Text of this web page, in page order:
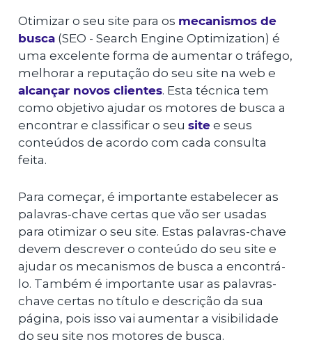
Otimizar o seu site para os mecanismos de
busca (SEO - Search Engine Optimization) é
uma excelente forma de aumentar o tráfego,
melhorar a reputação do seu site na web e
alcançar novos clientes. Esta técnica tem
como objetivo ajudar os motores de busca a
encontrar e classificar o seu site e seus
conteúdos de acordo com cada consulta
feita.
Para começar, é importante estabelecer as
palavras-chave certas que vão ser usadas
para otimizar o seu site. Estas palavras-chave
devem descrever o conteúdo do seu site e
ajudar os mecanismos de busca a encontrá-
lo. Também é importante usar as palavras-
chave certas no título e descrição da sua
página, pois isso vai aumentar a visibilidade
do seu site nos motores de busca.